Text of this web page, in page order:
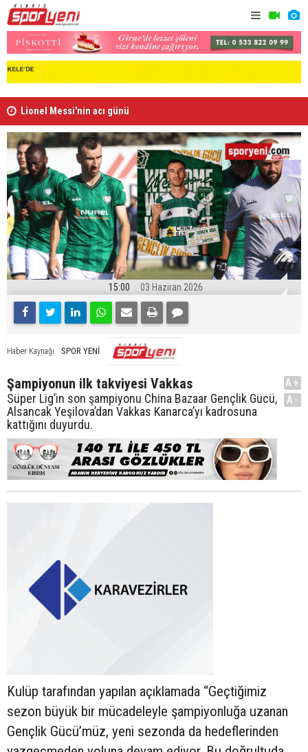
Lionel Messi'nin acı günü
15:00 03 Haziran 2026
Haber Kaynağı SPOR YENİ
Şampiyonun ilk takviyesi Vakkas
Süper Lig’in son şampiyonu China Bazaar Gençlik Gücü,
Alsancak Yeşilova’dan Vakkas Kanarca’yı kadrosuna
kattığını duyurdu.
A+
A-
Kulüp tarafından yapılan açıklamada “Geçtiğimiz
sezon büyük bir mücadeleyle şampiyonluğa uzanan
Gençlik Gücü’müz, yeni sezonda da hedeflerinden